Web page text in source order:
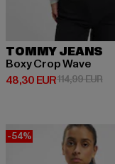
TOMMY JEANS
Boxy Crop Wave
48,30 EUR
Derzeitiger Preis:
114,99 EUR
-54%